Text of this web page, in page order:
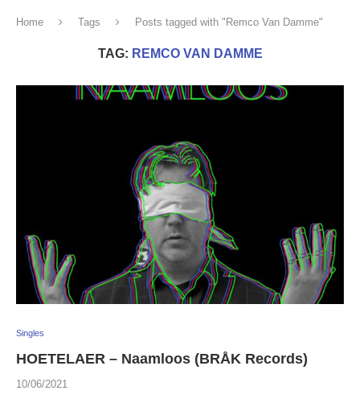
Home Tags Posts tagged with "Remco Van Damme"
TAG: REMCO VAN DAMME
Singles
HOETELAER – Naamloos (BRÅK Records)
10/06/2021